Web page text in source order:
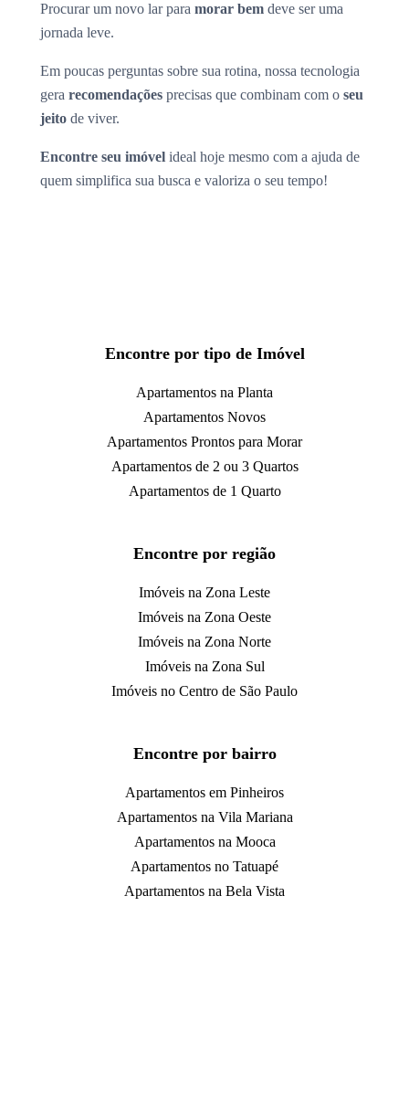
Procurar um novo lar para morar bem deve ser uma
jornada leve.
Em poucas perguntas sobre sua rotina, nossa tecnologia
gera recomendações precisas que combinam com o seu
jeito de viver.
Encontre seu imóvel ideal hoje mesmo com a ajuda de
quem simplifica sua busca e valoriza o seu tempo!
Encontre por tipo de Imóvel
Apartamentos na Planta
Apartamentos Novos
Apartamentos Prontos para Morar
Apartamentos de 2 ou 3 Quartos
Apartamentos de 1 Quarto
Encontre por região
Imóveis na Zona Leste
Imóveis na Zona Oeste
Imóveis na Zona Norte
Imóveis na Zona Sul
Imóveis no Centro de São Paulo
Encontre por bairro
Apartamentos em Pinheiros
Apartamentos na Vila Mariana
Apartamentos na Mooca
Apartamentos no Tatuapé
Apartamentos na Bela Vista